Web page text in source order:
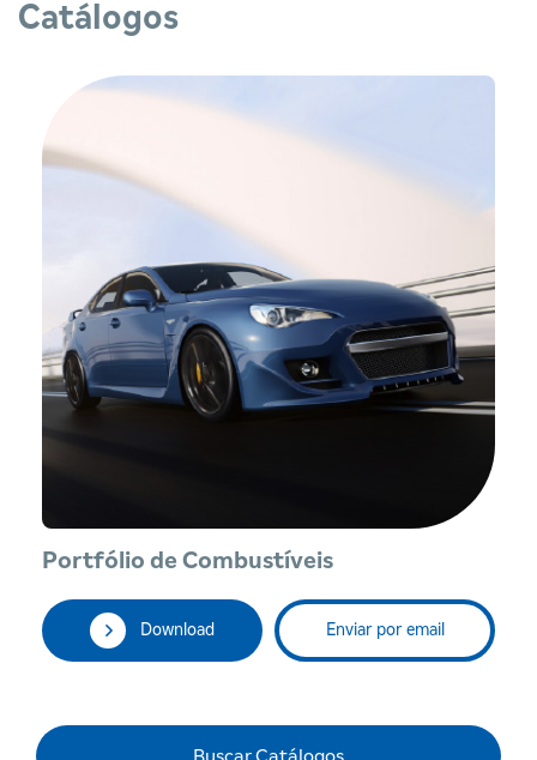
Catálogos
Portfólio de Combustíveis
Download Enviar por email